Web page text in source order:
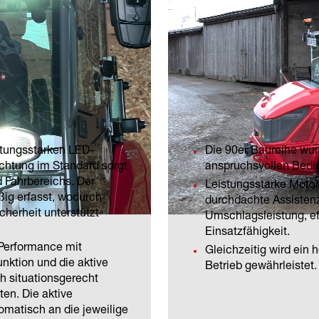
LED-
im Standard sorgt
Der
erfasst, wodurch
unterstützt
mit
und die aktive
situationsgerecht
Die aktive
an die jeweilige
Die 90er
Die 90er Baureihe
anspruchsvollen
Leistungsstarke
durchdachte
Umschlagsleistung,
Einsatzfähigkeit.
Gleichzeitig wird ein
Betrieb gewährleistet.